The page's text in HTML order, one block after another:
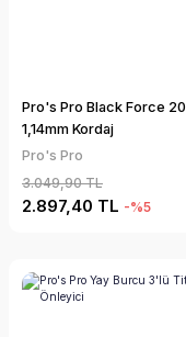
Pro's Pro Black Force
1,14mm Kordaj
Pro's Pro
3.049,90 TL
2.897,40 TL -%5